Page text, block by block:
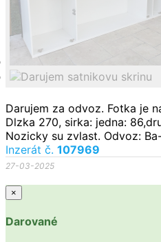
Darujem za odvoz. Fotka je
Dlzka 270, sirka: jedna:
Nozicky su zvlast. Odvoz:
Inzerát č. 107969
27-03-2025
×
Darované